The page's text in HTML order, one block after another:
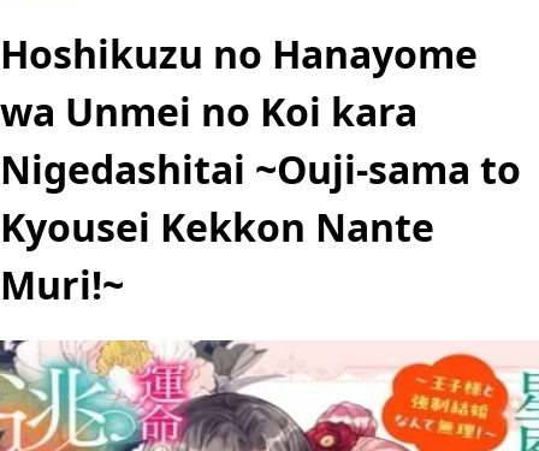
Hoshikuzu no Hanayome
wa Unmei no Koi kara
Nigedashitai ~Ouji-sama to
Kyousei Kekkon Nante
Muri!~